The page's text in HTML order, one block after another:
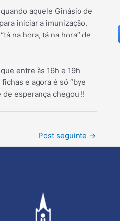
quando aquele Ginásio de
iniciar a imunização.
na hora, tá na hora” de
entre às 16h e 19h
e agora é só “bye
de esperança chegou!!!
Post seguinte →